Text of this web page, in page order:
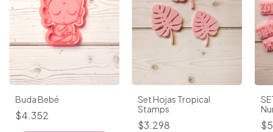
Buda Bebé
$4.352
Set Hojas Tropical
Stamps
$3.298